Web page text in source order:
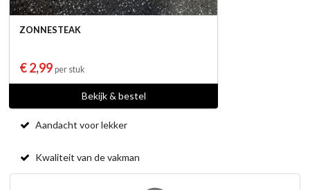
ZONNESTEAK
€ 2,99 per stuk
Bekijk & bestel
Aandacht voor lekker
Kwaliteit van de vakman